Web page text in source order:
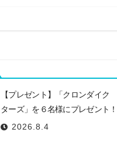
【プレゼント】「クロンダイク
ターズ」を６名様にプレゼント！
2026.8.4